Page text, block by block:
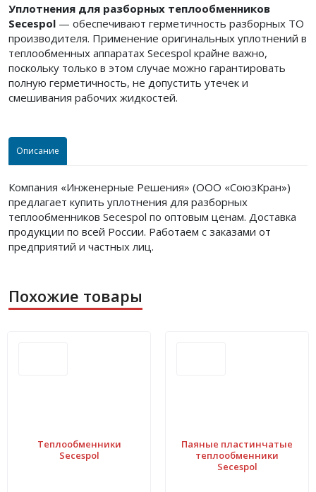
Уплотнения для разборных теплообменников
Secespol — обеспечивают герметичность разборных ТО
производителя. Применение оригинальных уплотнений в
теплообменных аппаратах Secespol крайне важно,
поскольку только в этом случае можно гарантировать
полную герметичность, не допустить утечек и
смешивания рабочих жидкостей.
Описание
Компания «Инженерные Решения» (ООО «СоюзКран»)
предлагает купить уплотнения для разборных
теплообменников Secespol по оптовым ценам. Доставка
продукции по всей России. Работаем с заказами от
предприятий и частных лиц.
Похожие товары
Теплообменники
Secespol
Паяные пластинчатые
теплообменники
Secespol